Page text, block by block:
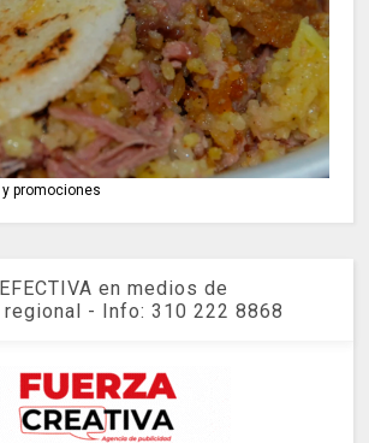
promociones
en medios de
regional - Info: 310 222 8868